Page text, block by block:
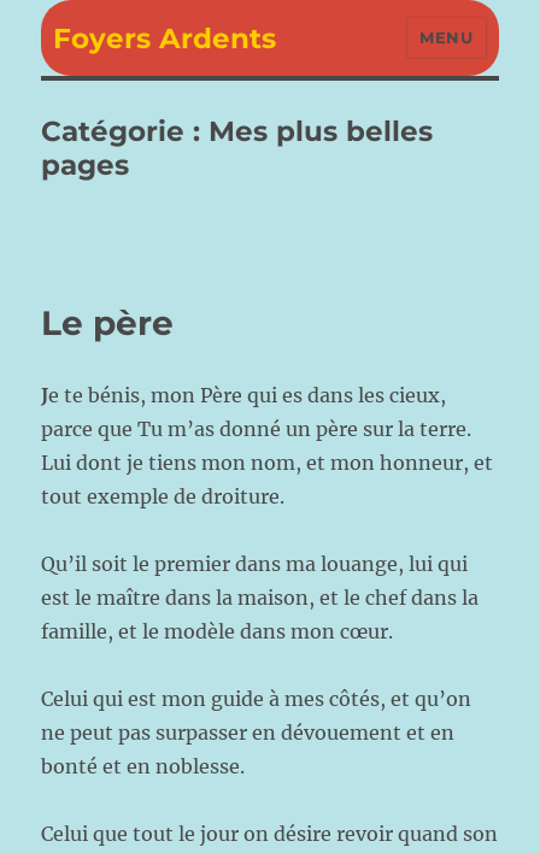
Foyers Ardents MENU
Catégorie : Mes plus belles
pages
Le père
Je te bénis, mon Père qui es dans les cieux,
parce que Tu m’as donné un père sur la terre.
Lui dont je tiens mon nom, et mon honneur, et
tout exemple de droiture.
Qu’il soit le premier dans ma louange, lui qui
est le maître dans la maison, et le chef dans la
famille, et le modèle dans mon cœur.
Celui qui est mon guide à mes côtés, et qu’on
ne peut pas surpasser en dévouement et en
bonté et en noblesse.
Celui que tout le jour on désire revoir quand son